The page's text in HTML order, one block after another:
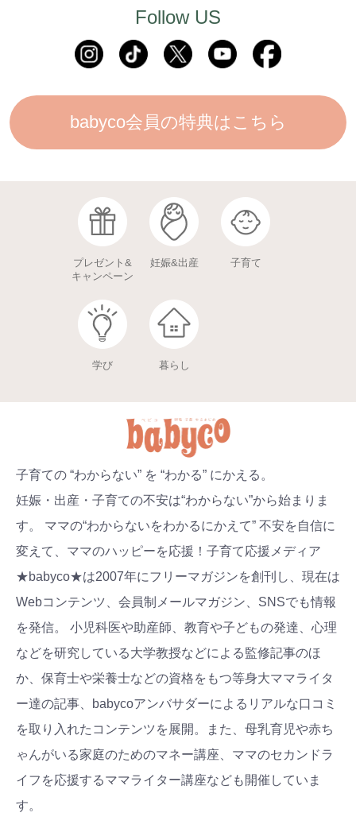
Follow US
babyco会員の特典はこちら
プレゼント&
キャンペーン
妊娠&出産 子育て
学び 暮らし
子育ての “わからない” を “わかる” にかえる。
妊娠・出産・子育ての不安は“わからない”から始まりま
す。 ママの“わからないをわかるにかえて” 不安を自信に
変えて、ママのハッピーを応援！子育て応援メディア
★babyco★は2007年にフリーマガジンを創刊し、現在は
Webコンテンツ、会員制メールマガジン、SNSでも情報
を発信。 小児科医や助産師、教育や子どもの発達、心理
などを研究している大学教授などによる監修記事のほ
か、保育士や栄養士などの資格をもつ等身大ママライタ
ー達の記事、babycoアンバサダーによるリアルな口コミ
を取り入れたコンテンツを展開。また、母乳育児や赤ち
ゃんがいる家庭のためのマネー講座、ママのセカンドラ
イフを応援するママライター講座なども開催していま
す。